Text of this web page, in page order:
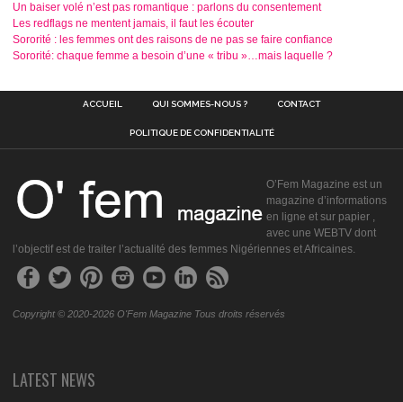
Un baiser volé n’est pas romantique : parlons du consentement
Les redflags ne mentent jamais, il faut les écouter
Sororité : les femmes ont des raisons de ne pas se faire confiance
Sororité: chaque femme a besoin d’une « tribu »…mais laquelle ?
ACCUEIL QUI SOMMES-NOUS ? CONTACT
POLITIQUE DE CONFIDENTIALITÉ
O’Fem Magazine est un
magazine d’informations
en ligne et sur papier ,
avec une WEBTV dont
l’objectif est de traiter l’actualité des femmes Nigériennes et Africaines.
Copyright © 2020-2026 O'Fem Magazine Tous droits réservés
LATEST NEWS